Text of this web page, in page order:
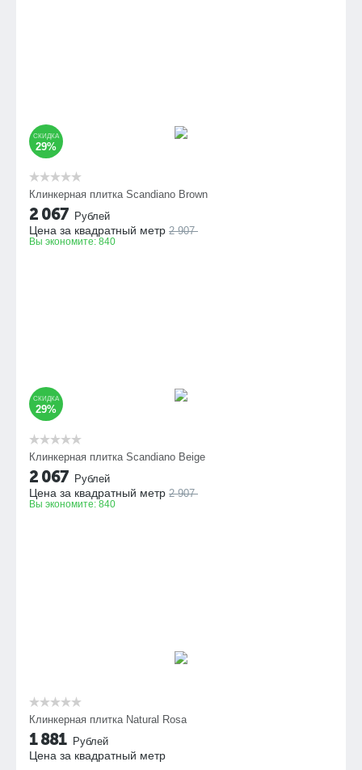
СКИДКА
29%
Клинкерная плитка Scandiano Brown
2 067 Рублей
Цена за квадратный метр 2 907
Вы экономите: 840
СКИДКА
29%
Клинкерная плитка Scandiano Beige
2 067 Рублей
Цена за квадратный метр 2 907
Вы экономите: 840
Клинкерная плитка Natural Rosa
1 881 Рублей
Цена за квадратный метр